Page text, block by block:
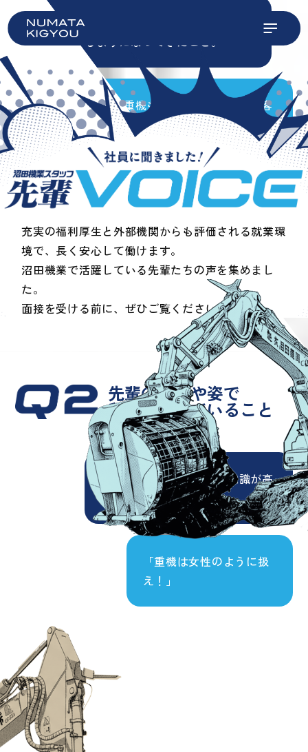
充実の福利厚生と外部機関からも評価される就業環
境で、長く安心して働けます。
沼田機業で活躍している先輩たちの声を集めまし
た。
面接を受ける前に、ぜひご覧ください。
ふるい、積み込み作業など、少しずつ仕
事ができるように
毎日現場が違って重機もいろいろですが、お客
さんとの会話やコミュニケーションを楽しんで
います。
公共性の工事では、完成した物で生
活する 人の利便性や安全をつくり出
せる こと。
先輩の言葉や姿で
印象に残っていること
は？
「安全」に対して社員の意識が高
いこと。
「重機は女性のように扱
え！」